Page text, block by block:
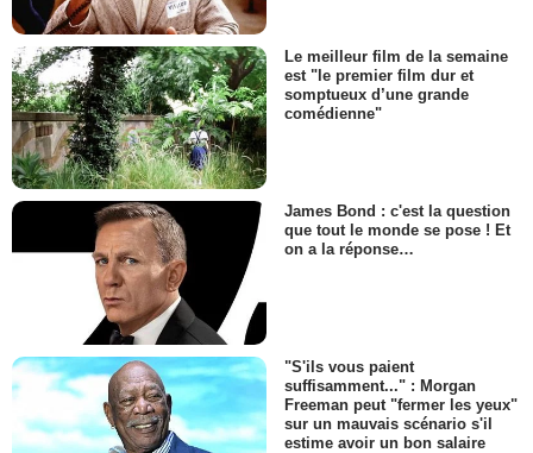
Le meilleur film de la semaine
est "le premier film dur et
somptueux d’une grande
comédienne"
James Bond : c'est la question
que tout le monde se pose ! Et
on a la réponse…
"S'ils vous paient
suffisamment..." : Morgan
Freeman peut "fermer les yeux"
sur un mauvais scénario s'il
estime avoir un bon salaire